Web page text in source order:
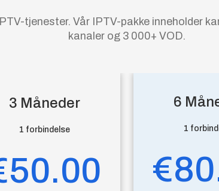
tjenester. Vår IPTV-pakke inneholder
kanaler og 3 000+ VOD.
3 Måneder
1 forbindelse
6
1